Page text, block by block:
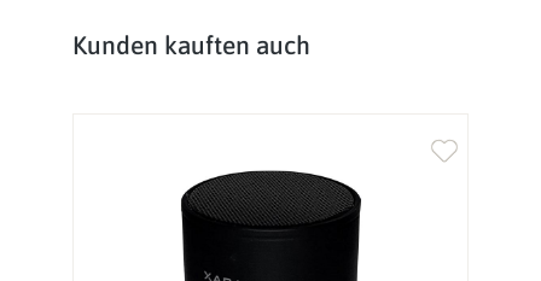
Produktgalerie überspringen
Kunden kauften auch